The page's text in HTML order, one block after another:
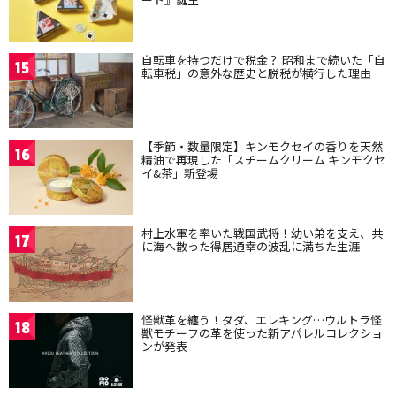
15 自転車を持つだけで税金？ 昭和まで続いた「自
転車税」の意外な歴史と脱税が横行した理由
16 【季節・数量限定】キンモクセイの香りを天然
精油で再現した「スチームクリーム キンモクセ
イ&茶」新登場
17 村上水軍を率いた戦国武将！幼い弟を支え、共
に海へ散った得居通幸の波乱に満ちた生涯
18 怪獣革を纏う！ダダ、エレキング…ウルトラ怪
獣モチーフの革を使った新アパレルコレクショ
ンが発表